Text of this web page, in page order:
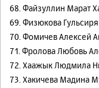
68. Файзуллин Марат
69. Физюкова
70. Фомичев Алексей
71. Фролова Любовь
72. Хаажык Людмила
73. Хакичева Мадина